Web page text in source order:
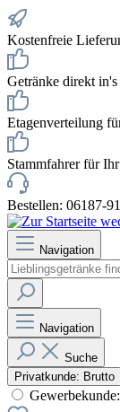
Kostenfreie
Getränke direkt
Etagenverteilung
Stammfahrer für
Bestellen: 06187-
Navigation
Navigation
Suche
Privatkunde: Brutto